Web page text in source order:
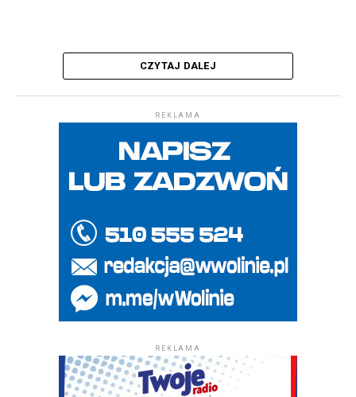
CZYTAJ DALEJ
REKLAMA
REKLAMA